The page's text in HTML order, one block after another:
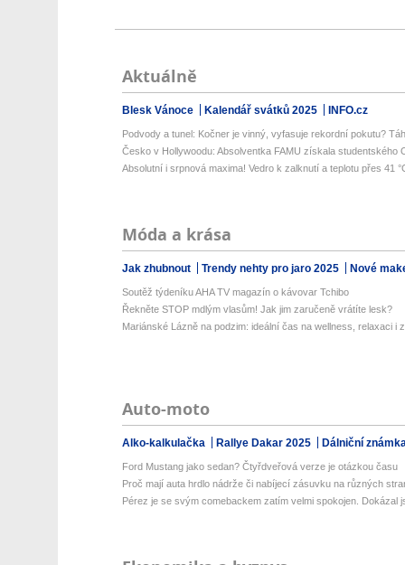
Aktuálně
Blesk Vánoce Kalendář svátků 2025 INFO.cz
Podvody a tunel: Kočner je vinný, vyfasuje rekordní pokutu?
Česko v Hollywoodu: Absolventka FAMU získala studentského
Absolutní i srpnová maxima! Vedro k zalknutí a teplotu přes 41
Móda a krása
Jak zhubnout Trendy nehty pro jaro 2025 Nové
Soutěž týdeníku AHA TV magazín o kávovar Tchibo
Řekněte STOP mdlým vlasům! Jak jim zaručeně vrátíte lesk?
Mariánské Lázně na podzim: ideální čas na wellness, relaxaci i
Auto-moto
Alko-kalkulačka Rallye Dakar 2025 Dálniční
Ford Mustang jako sedan? Čtyřdveřová verze je otázkou času
Proč mají auta hrdlo nádrže či nabíjecí zásuvku na různých
Pérez je se svým comebackem zatím velmi spokojen. Dokázal